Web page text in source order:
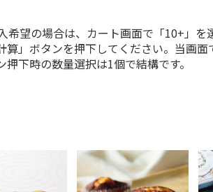
希望の場合は、カート画面で「10+」を
算」ボタンを押下してください。当画面
押下時の数量選択は1個で結構です。